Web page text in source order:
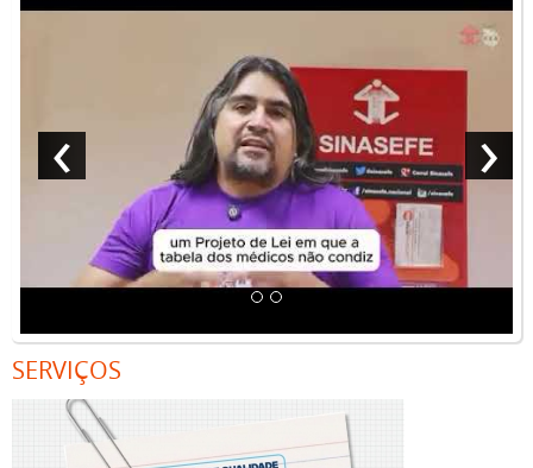
Mas não são. Nunca foram. Toda decisão é uma decisão situada. Toda
interpretação é uma escolha. E toda escolha produz efeitos concretos sobre
, Heidegger alertava que a racionalidade técnica
transforma tudo em recurso disponível, administrável e substituível —
inclusive pessoas. Quando a lógica procedimental se impõe como única
racionalidade possível, servidores deixam de ser sujeitos e passam a ser
"casos", "processos", "indicadores", “números”. Nesse cenário, o trabalho
humano é traduzido em métricas, e a complexidade da vida é comprimida
em planilhas. O que se perde aí não é eficiência — é humanidade. O número
não sente, não adoece e não precisa de acessibilidade; pessoas, sim. Essa
desumanização tem endereço concreto. O servidor que adoece e precisa de
licença não é visto como alguém que sofre — é visto como uma ausência no
fluxo de metas. O servidor com deficiência que solicita adaptação ou
entrave ao processo. Em ambos os casos, a lógica é a mesma: antes de
atender o servidor, é preciso verificar se o atendimento convém ao interesse
da administração. O direito existe no papel; sua efetivação, porém, está
condicionada à conveniência do sistema. Quando a administração pública
inverte essa ordem — colocando seus próprios fluxos acima das
necessidades de quem a compõe —, a burocracia deixa de ser instrumento
de organização e se torna instrumento de controle.
‹ ›
SERVIÇOS